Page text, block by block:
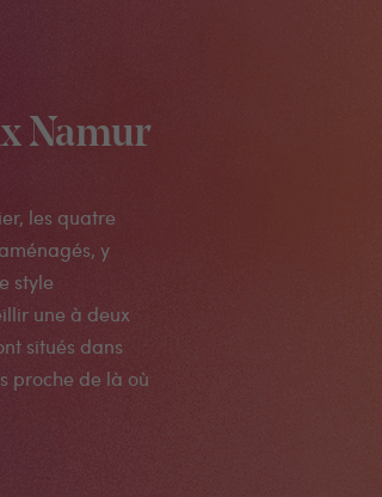
Namur
les quatre
y
style
une à deux
situés dans
proche de là où